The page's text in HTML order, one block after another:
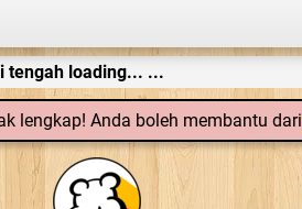
tengah loading... ...
lengkap! Anda boleh membantu dari